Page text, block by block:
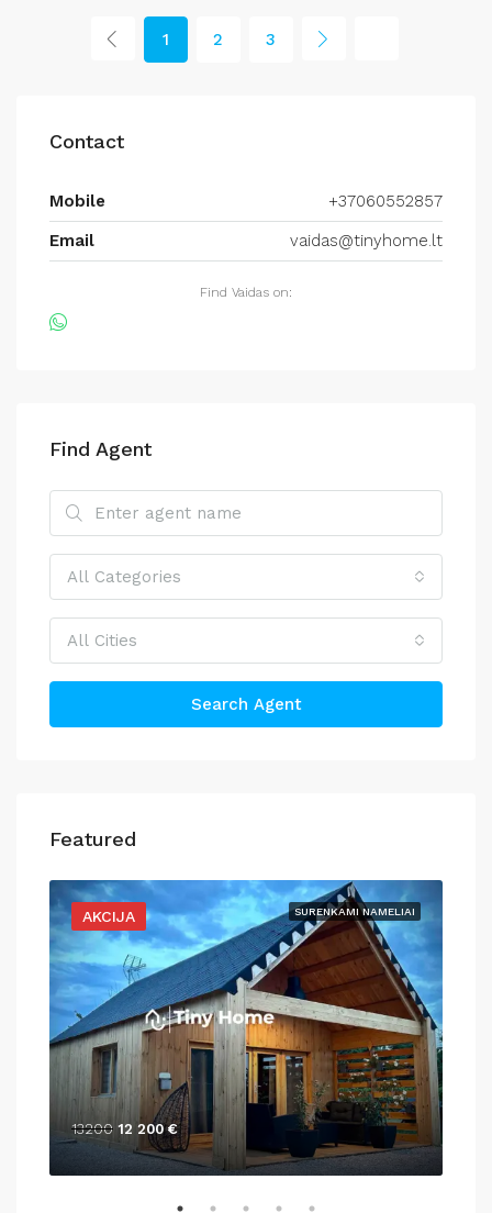
1 2 3
Contact
Mobile
+37060552857
Email
vaidas@tinyhome.lt
Find Vaidas on:
Find Agent
All Categories
All Cities
Search Agent
Featured
SURENKAMI NAMELIAI
AKCIJA
13200 12 200 €